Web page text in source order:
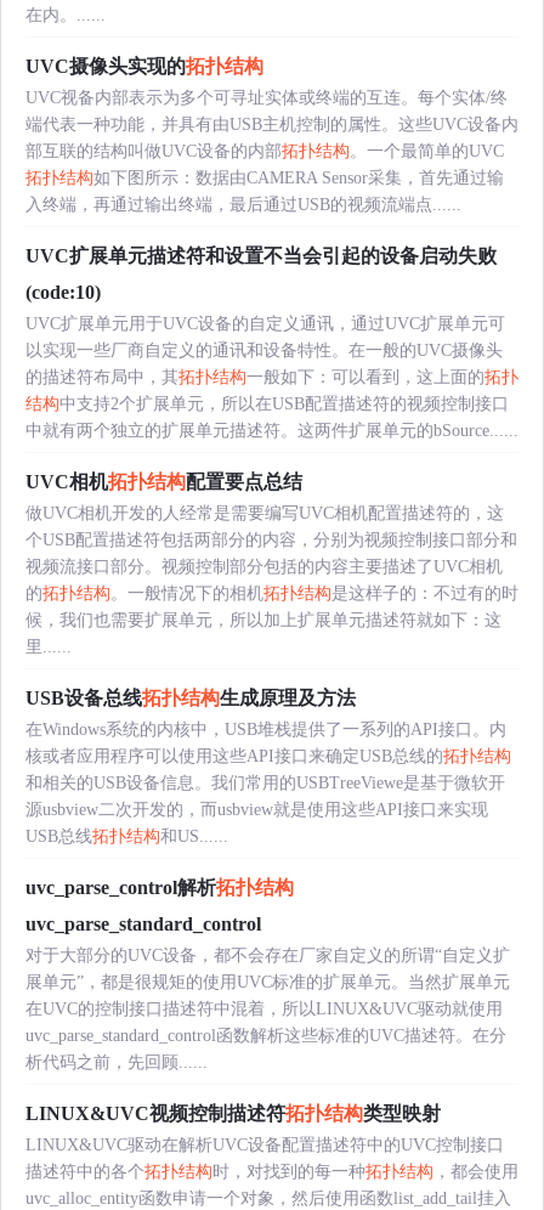
在内。......
UVC摄像头实现的拓扑结构
UVC视备内部表示为多个可寻址实体或终端的互连。每个实体/终
端代表一种功能，并具有由USB主机控制的属性。这些UVC设备内
部互联的结构叫做UVC设备的内部拓扑结构。一个最简单的UVC
拓扑结构如下图所示：数据由CAMERA Sensor采集，首先通过输
入终端，再通过输出终端，最后通过USB的视频流端点......
UVC扩展单元描述符和设置不当会引起的设备启动失败
(code:10)
UVC扩展单元用于UVC设备的自定义通讯，通过UVC扩展单元可
以实现一些厂商自定义的通讯和设备特性。在一般的UVC摄像头
的描述符布局中，其拓扑结构一般如下：可以看到，这上面的拓扑
结构中支持2个扩展单元，所以在USB配置描述符的视频控制接口
中就有两个独立的扩展单元描述符。这两件扩展单元的bSource......
UVC相机拓扑结构配置要点总结
做UVC相机开发的人经常是需要编写UVC相机配置描述符的，这
个USB配置描述符包括两部分的内容，分别为视频控制接口部分和
视频流接口部分。视频控制部分包括的内容主要描述了UVC相机
的拓扑结构。一般情况下的相机拓扑结构是这样子的：不过有的时
候，我们也需要扩展单元，所以加上扩展单元描述符就如下：这
里......
USB设备总线拓扑结构生成原理及方法
在Windows系统的内核中，USB堆栈提供了一系列的API接口。内
核或者应用程序可以使用这些API接口来确定USB总线的拓扑结构
和相关的USB设备信息。我们常用的USBTreeViewe是基于微软开
源usbview二次开发的，而usbview就是使用这些API接口来实现
USB总线拓扑结构和US......
uvc_parse_control解析拓扑结构
uvc_parse_standard_control
对于大部分的UVC设备，都不会存在厂家自定义的所谓“自定义扩
展单元”，都是很规矩的使用UVC标准的扩展单元。当然扩展单元
在UVC的控制接口描述符中混着，所以LINUX&UVC驱动就使用
uvc_parse_standard_control函数解析这些标准的UVC描述符。在分
析代码之前，先回顾......
LINUX&UVC视频控制描述符拓扑结构类型映射
LINUX&UVC驱动在解析UVC设备配置描述符中的UVC控制接口
描述符中的各个拓扑结构时，对找到的每一种拓扑结构 ，都会使用
uvc_alloc_entity函数申请一个对象，然后使用函数list_add_tail挂入